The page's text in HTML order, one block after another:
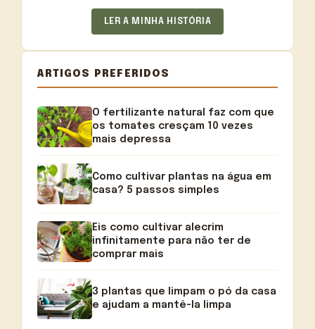
LER A MINHA HISTÓRIA
ARTIGOS PREFERIDOS
O fertilizante natural faz com que
os tomates cresçam 10 vezes
mais depressa
Como cultivar plantas na água em
casa? 5 passos simples
Eis como cultivar alecrim
infinitamente para não ter de
comprar mais
3 plantas que limpam o pó da casa
e ajudam a mantê-la limpa